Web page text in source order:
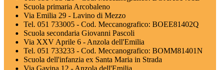
Scuola primaria Arcobaleno
Via Emilia 29 - Lavino di Mezzo
Tel. 051 733005 - Cod. Meccanografico: BOEE81402Q
Scuola secondaria Giovanni Pascoli
Via XXV Aprile 6 - Anzola dell'Emilia
Tel. 051 733233 - Cod. Meccanografico: BOMM81401N
Scuola dell'infanzia ex Santa Maria in Strada
Via Gavina,12 - Anzola dell'Emilia